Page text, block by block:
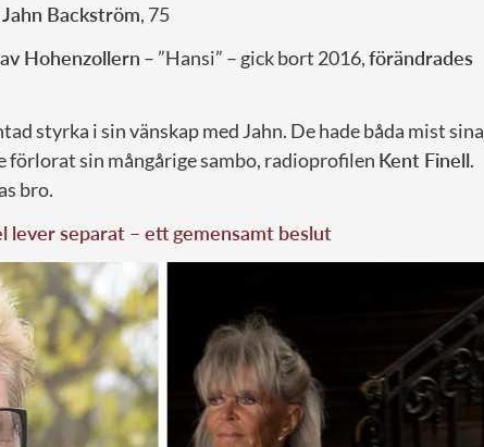
Jahn Backström, 75
Hohenzollern – ”Hansi” – gick bort 2016,förändrades
styrka i sin vänskap med Jahn. De hade båda mist sina
förlorat sin mångårige sambo, radioprofilen Kent Finell.
bro.
lever separat – ett gemensamt beslut